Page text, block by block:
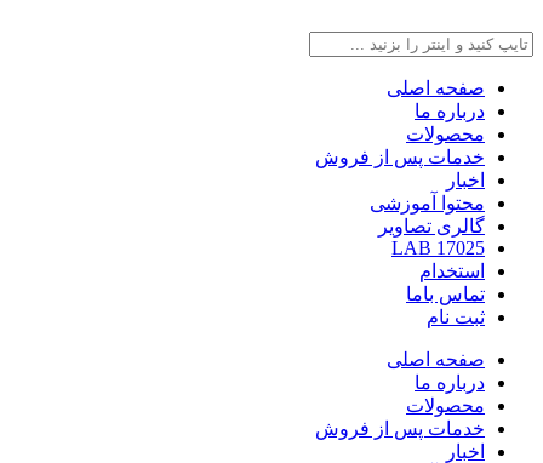
صفحه اصلی
درباره ما
محصولات
خدمات پس از فروش
اخبار
محتوا آموزشی
گالری تصاویر
LAB 17025
استخدام
تماس باما
ثبت نام
صفحه اصلی
درباره ما
محصولات
خدمات پس از فروش
اخبار